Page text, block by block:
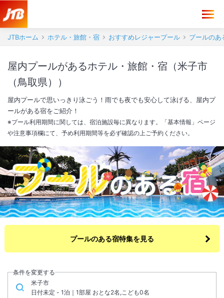
JTBホーム ホテル・旅館・宿 おすすめレジャープール プールのあ
屋内プールがあるホテル・旅館・宿（米子市
（鳥取県））
屋内プールで思いっきり泳ごう！雨でも夜でも安心して泳げる、屋内プ
ールがある宿をご紹介！
※プール利用期間に関しては、宿泊施設毎に異なります。「基本情報」ページ
や注意事項欄にて、予め利用期間等を必ず確認の上ご予約ください。
プールのある宿特集を見る
条件を変更する
米子市
日付未定 - 1泊｜1部屋 おとな2名,こども0名